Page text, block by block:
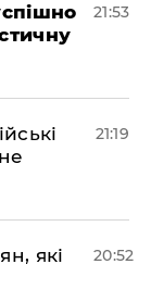
21:53
21:19
які
20:52